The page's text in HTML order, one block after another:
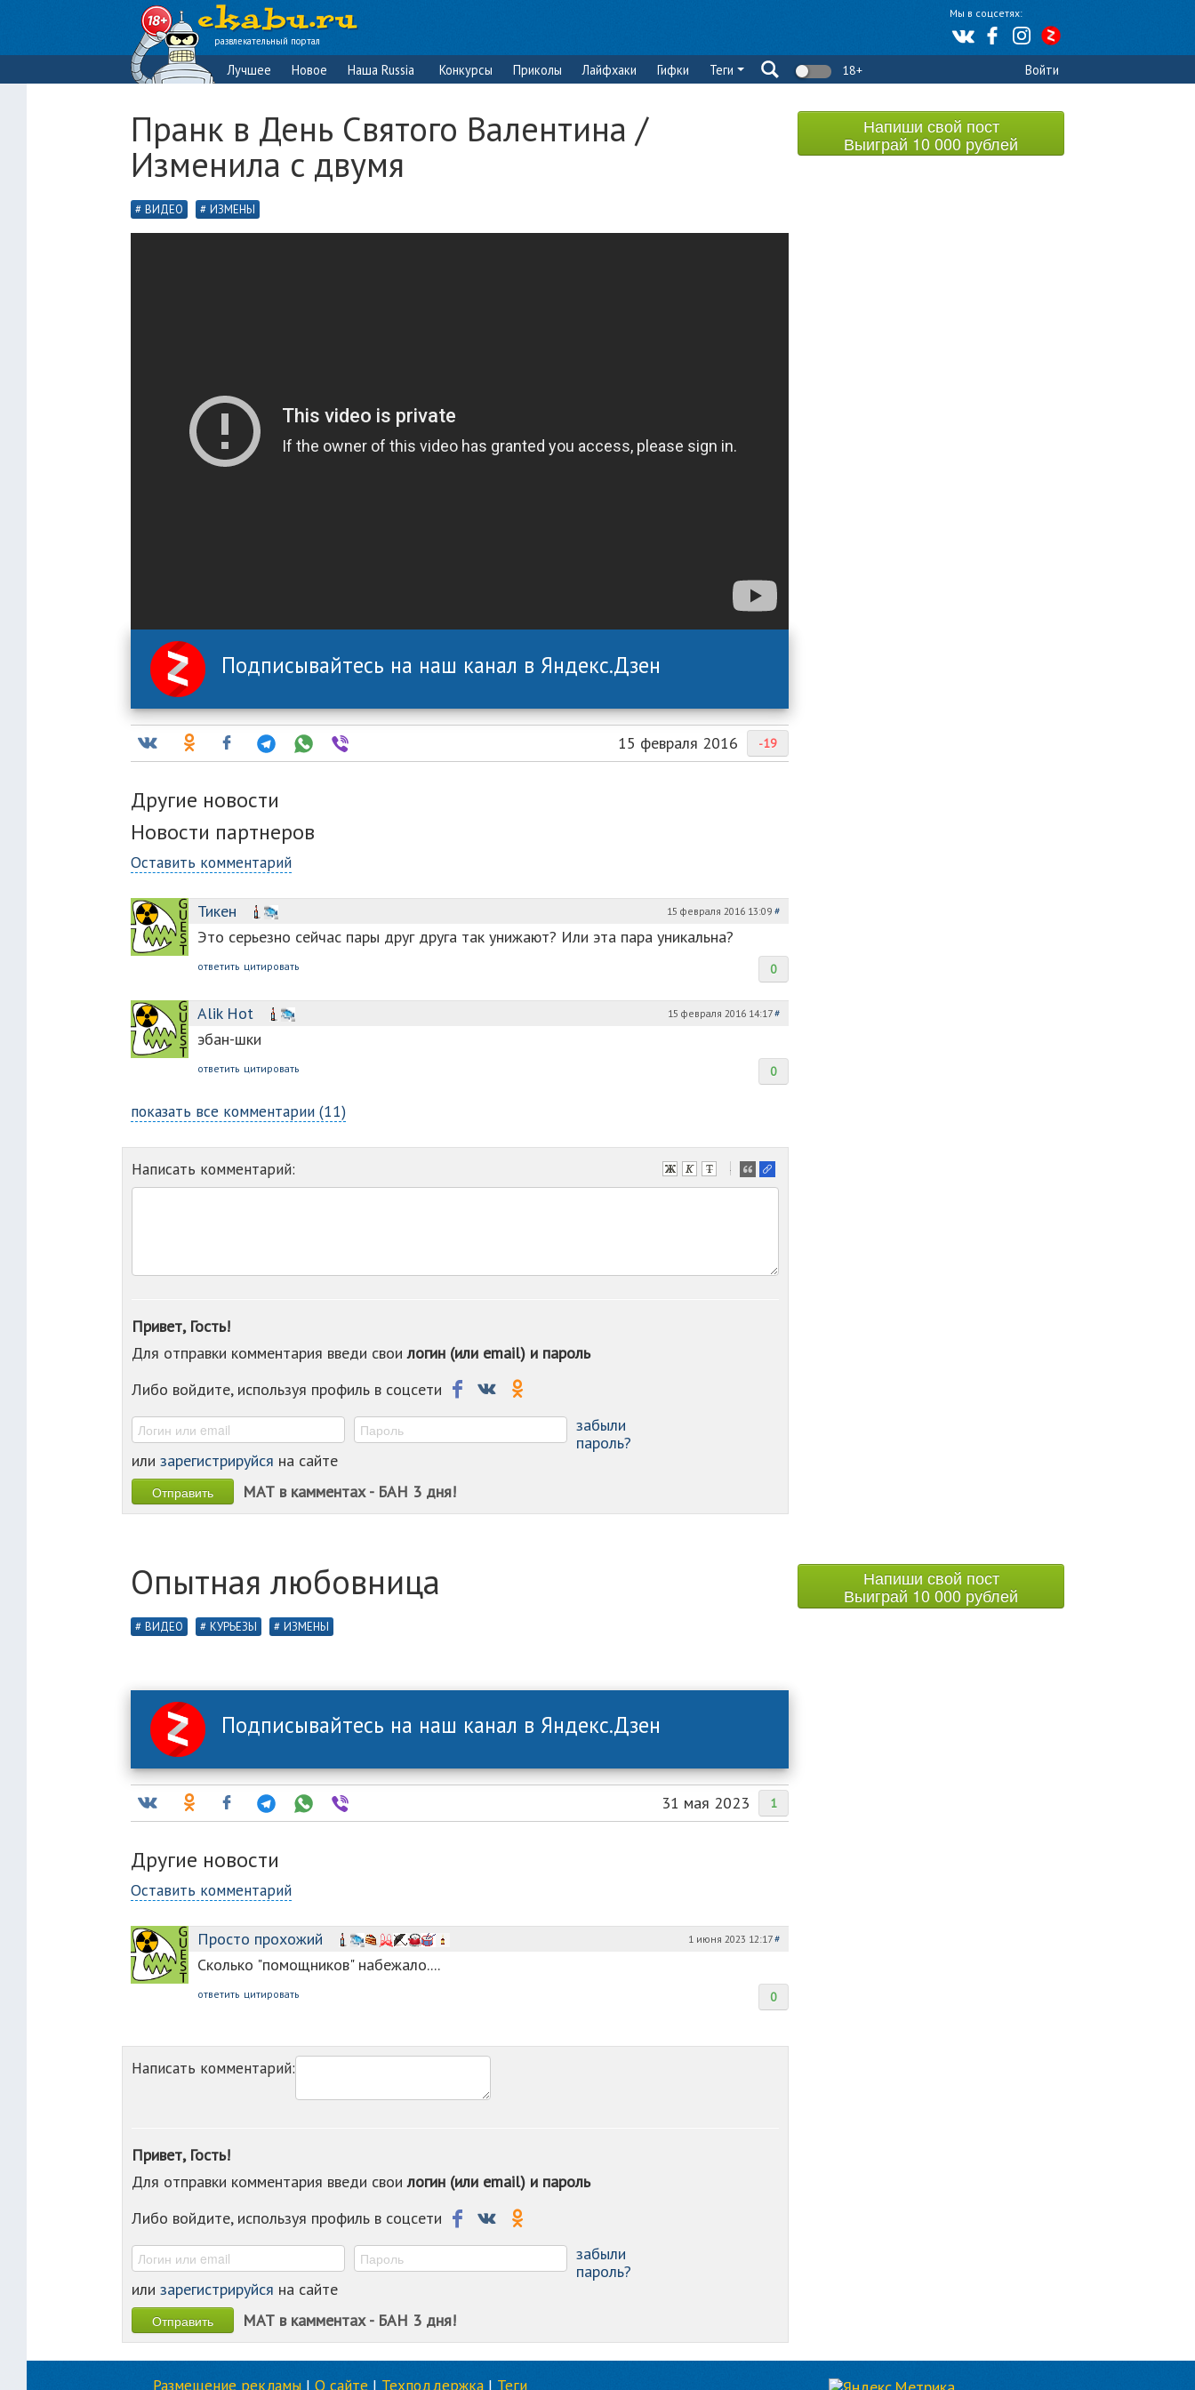
Мы в соцсетях:
развлекательный портал
Лучшее Новое Наша Russia Конкурсы Приколы Лайфхаки Гифки Теги 18+ Войти
Пранк в День Святого Валентина /
Изменила с двумя
ВИДЕО ИЗМЕНЫ
Подписывайтесь на наш канал в Яндекс.Дзен
-19
15 февраля 2016
Другие новости
Новости партнеров
Оставить комментарий
Тикен 15 февраля 2016 13:09 #
Это серьезно сейчас пары друг друга так унижают? Или эта пара уникальна?
0
ответить цитировать
Alik Hot 15 февраля 2016 14:17#
эбан-шки
0
ответить цитировать
показать все комментарии (11)
Написать комментарий:
-
-
-
Привет, Гость!
Для отправки комментария введи своилогин (или email) и пароль
Либо войдите, используя профиль в соцсети
забыли
пароль?
или зарегистрируйся на сайте
МАТ в камментах - БАН 3 дня!
Напиши свой пост
Выиграй 10 000 рублей
Опытная любовница
ВИДЕО КУРЬЕЗЫ ИЗМЕНЫ
Подписывайтесь на наш канал в Яндекс.Дзен
1
31 мая 2023
Другие новости
Оставить комментарий
Просто прохожий 1 июня 2023 12:17#
Сколько "помощников" набежало....
0
ответить цитировать
Написать комментарий:
Привет, Гость!
Для отправки комментария введи своилогин (или email) и пароль
Либо войдите, используя профиль в соцсети
забыли
пароль?
или зарегистрируйся на сайте
МАТ в камментах - БАН 3 дня!
Напиши свой пост
Выиграй 10 000 рублей
Размещение рекламы | О сайте | Техподдержка | Теги